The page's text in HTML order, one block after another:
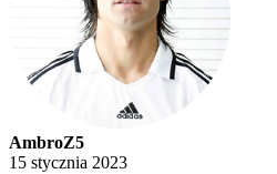
AmbroZ5
15 stycznia 2023